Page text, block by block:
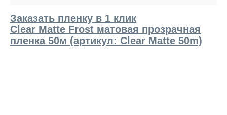
Заказать пленку в 1 клик
Clear Matte Frost матовая прозрачная
пленка 50м (артикул: Clear Matte 50m)